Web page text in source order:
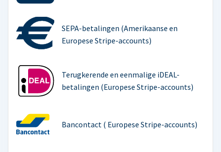
SEPA-betalingen (Amerikaanse en
Europese Stripe-accounts)
Terugkerende en eenmalige iDEAL-
betalingen (Europese Stripe-accounts)
Bancontact ( Europese Stripe-accounts)